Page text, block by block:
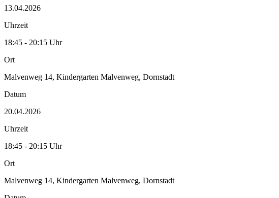
13.04.2026
Uhrzeit
18:45 - 20:15 Uhr
Ort
Malvenweg 14, Kindergarten Malvenweg, Dornstadt
Datum
20.04.2026
Uhrzeit
18:45 - 20:15 Uhr
Ort
Malvenweg 14, Kindergarten Malvenweg, Dornstadt